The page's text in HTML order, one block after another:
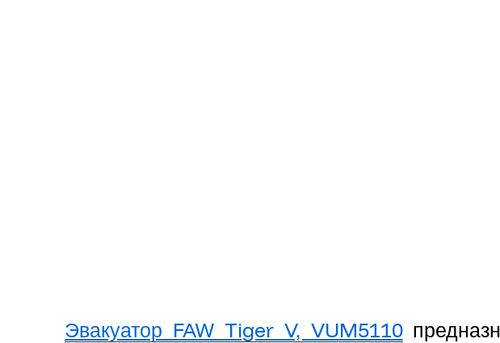
Эвакуатор FAW Tiger V, VUM5110